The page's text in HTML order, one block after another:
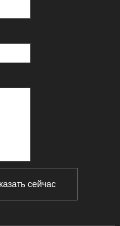
сейчас